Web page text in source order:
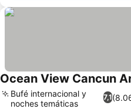
Ocean View Cancun
7,1
Bufé internacional y
noches temáticas